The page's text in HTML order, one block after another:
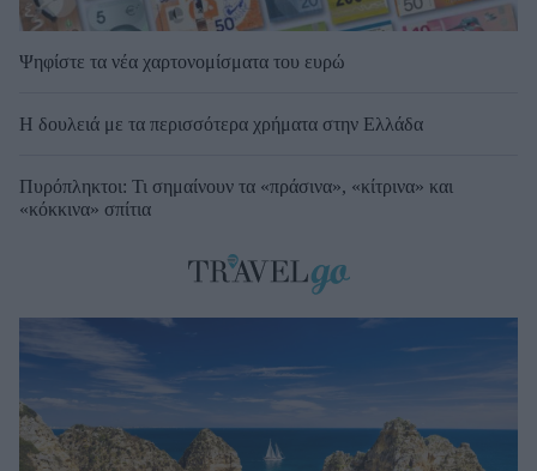
Ψηφίστε τα νέα χαρτονομίσματα του ευρώ
Η δουλειά με τα περισσότερα χρήματα στην Ελλάδα
Πυρόπληκτοι: Τι σημαίνουν τα «πράσινα», «κίτρινα» και
«κόκκινα» σπίτια